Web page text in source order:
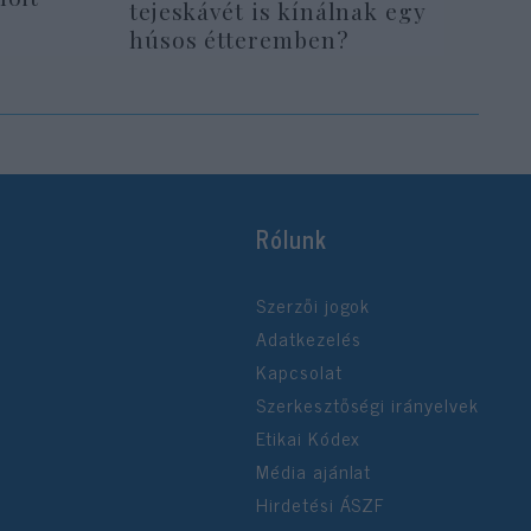
tejeskávét is kínálnak egy
húsos étteremben?
Rólunk
Szerzői jogok
Adatkezelés
Kapcsolat
Szerkesztőségi irányelvek
Etikai Kódex
Média ajánlat
Hirdetési ÁSZF